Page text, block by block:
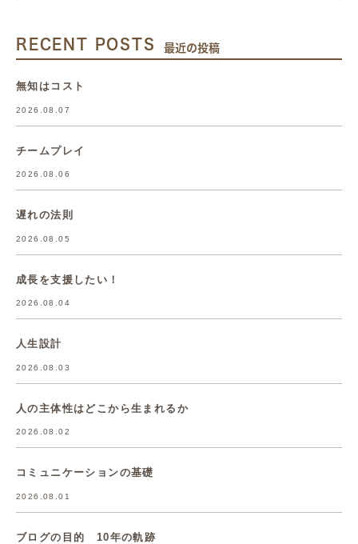
RECENT POSTS 最近の投稿
無知はコスト
2026.08.07
チームプレイ
2026.08.06
遅れの法則
2026.08.05
成長を支援したい！
2026.08.04
人生設計
2026.08.03
人の主体性はどこから生まれるか
2026.08.02
コミュニケーションの基礎
2026.08.01
ブログの目的 10年の軌跡